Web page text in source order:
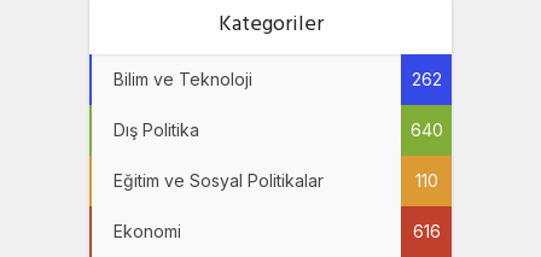
Kategoriler
Bilim ve Teknoloji 262
Dış Politika 640
Eğitim ve Sosyal Politikalar 110
Ekonomi 616